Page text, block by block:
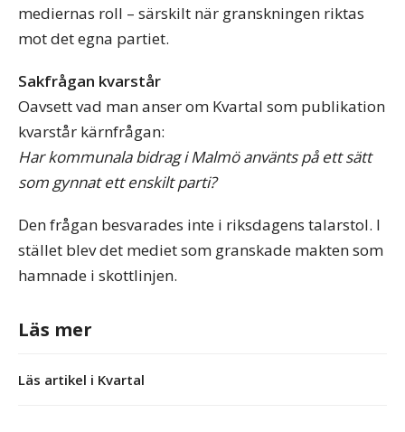
mediernas roll – särskilt när granskningen riktas
mot det egna partiet.
Sakfrågan kvarstår
Oavsett vad man anser om Kvartal som publikation
kvarstår kärnfrågan:
Har kommunala bidrag i Malmö använts på ett sätt
som gynnat ett enskilt parti?
Den frågan besvarades inte i riksdagens talarstol. I
stället blev det mediet som granskade makten som
hamnade i skottlinjen.
Läs mer
Läs artikel i Kvartal